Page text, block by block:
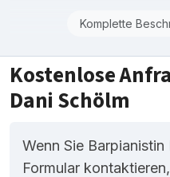
Komplette
Kostenlose
Dani Schölm
Wenn Sie
Formular